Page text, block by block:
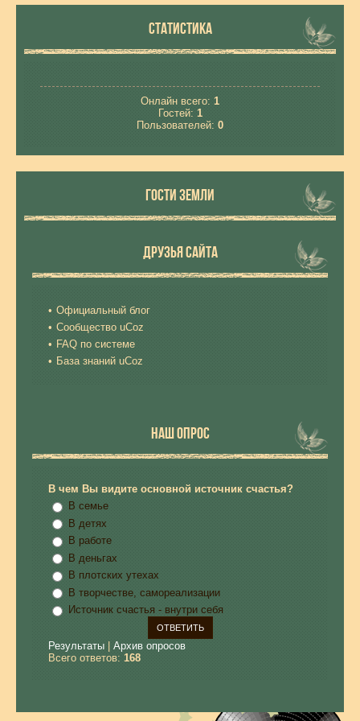
СТАТИСТИКА
Онлайн всего: 1
Гостей: 1
Пользователей: 0
ГОСТИ ЗЕМЛИ
ДРУЗЬЯ САЙТА
Официальный блог
Сообщество uCoz
FAQ по системе
База знаний uCoz
НАШ ОПРОС
В чем Вы видите основной источник счастья?
В семье
В детях
В работе
В деньгах
В плотских утехах
В творчестве, самореализации
Источник счастья - внутри себя
Результаты
Архив опросов
Всего ответов: 168